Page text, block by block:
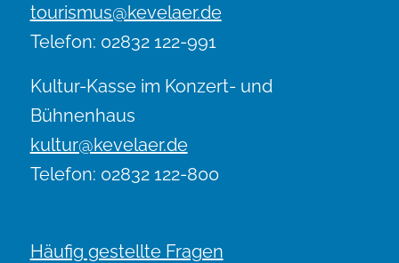
tourismus@kevelaer.de
Telefon: 02832 122-991
Kultur-Kasse im Konzert- und
Bühnenhaus
kultur@kevelaer.de
Telefon: 02832 122-800
Häufig gestellte Fragen